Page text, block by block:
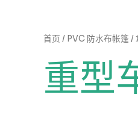
首页 / PVC 防水布帐篷 /
重型